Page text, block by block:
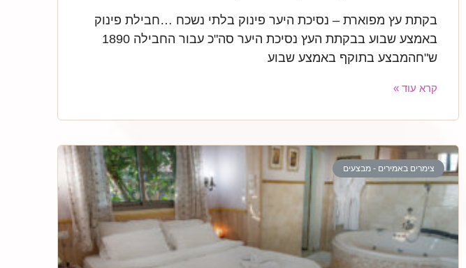
בקתת עץ מפוארת – נסיכת היער פינוק בלתי נשכח …חבילת פינוק
באמצע שבוע בבקתת העץ נסיכת היער סה"כ עבור החבילה 1890
ש"חהמבצע בתוקף באמצע שבוע
קרא עוד »
צימרים באמירים - מבצעים